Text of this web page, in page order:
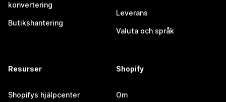
konvertering
Butikshantering
Leverans
Valuta och språk
Resurser
Shopifys hjälpcenter
Shopify
Om